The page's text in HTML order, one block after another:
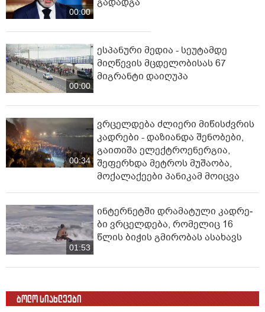
00:00
00:00
ესპანური მედია - სეუტამდე
მიღწევის მცდელობისას 67
მიგრანტი დაიღუპა
00:34
ვრცელდება ძლიერი მიწისძვრის
კადრები - დაზიანდა შენობები,
გაითიშა ელექტროენერგია,
შეფერხდა მეტროს მუშაობა,
მოქალაქეები პანიკამ მოიცვა
01:53
ინ­ტერ­ნეტ­ში დრა­მა­ტუ­ლი კად­რე­
ბი ვრცელდება, რომელიც 16
წლის ბიჭის გმირობას ასახავს
ბოლო სიახლეები